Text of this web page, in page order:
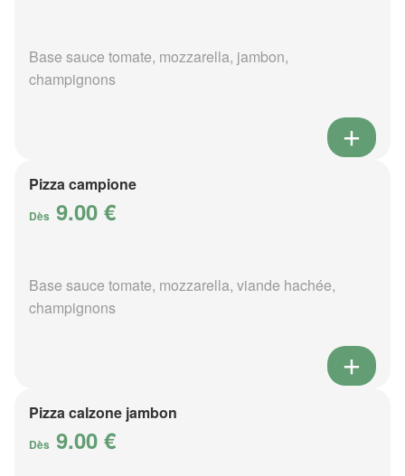
Base sauce tomate, mozzarella, jambon,
champignons
Pizza campione
Dès 9.00 €
Base sauce tomate, mozzarella, viande hachée,
champignons
Pizza calzone jambon
Dès 9.00 €